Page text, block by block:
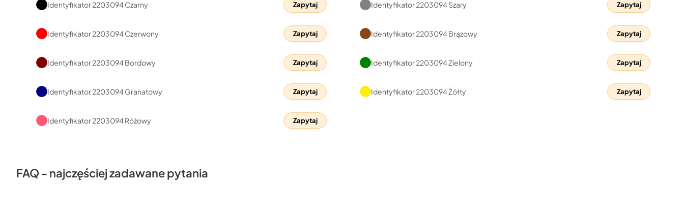
Identyfikator 2203094 Czarny Zapytaj Identyfikator 2203094 Szary Zapytaj
Identyfikator 2203094 Czerwony Zapytaj Identyfikator 2203094 Brązowy Zapytaj
Identyfikator 2203094 Bordowy Zapytaj Identyfikator 2203094 Zielony Zapytaj
Identyfikator 2203094 Granatowy Zapytaj Identyfikator 2203094 Żółty Zapytaj
Identyfikator 2203094 Różowy Zapytaj
FAQ - najczęściej zadawane pytania